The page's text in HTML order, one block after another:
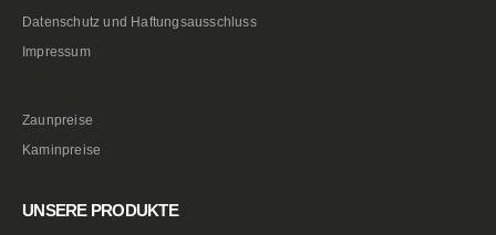
Datenschutz und Haftungsausschluss
Impressum
Zaunpreise
Kaminpreise
UNSERE PRODUKTE